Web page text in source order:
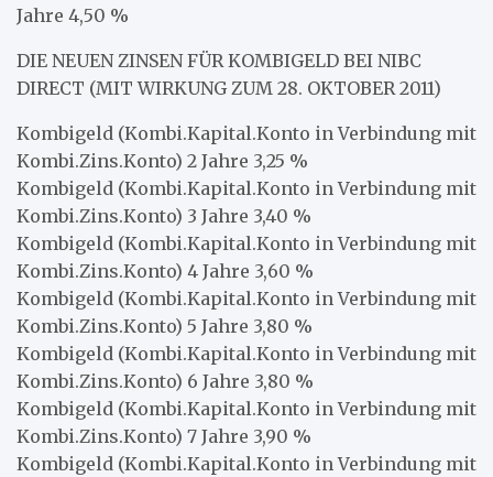
Jahre 4,50 %
DIE NEUEN ZINSEN FÜR KOMBIGELD BEI NIBC
DIRECT (MIT WIRKUNG ZUM 28. OKTOBER 2011)
Kombigeld (Kombi.Kapital.Konto in Verbindung mit
Kombi.Zins.Konto) 2 Jahre 3,25 %
Kombigeld (Kombi.Kapital.Konto in Verbindung mit
Kombi.Zins.Konto) 3 Jahre 3,40 %
Kombigeld (Kombi.Kapital.Konto in Verbindung mit
Kombi.Zins.Konto) 4 Jahre 3,60 %
Kombigeld (Kombi.Kapital.Konto in Verbindung mit
Kombi.Zins.Konto) 5 Jahre 3,80 %
Kombigeld (Kombi.Kapital.Konto in Verbindung mit
Kombi.Zins.Konto) 6 Jahre 3,80 %
Kombigeld (Kombi.Kapital.Konto in Verbindung mit
Kombi.Zins.Konto) 7 Jahre 3,90 %
Kombigeld (Kombi.Kapital.Konto in Verbindung mit